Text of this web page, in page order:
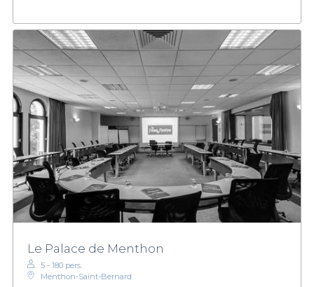
Le Palace de Menthon
5 - 180 pers.
Menthon-Saint-Bernard